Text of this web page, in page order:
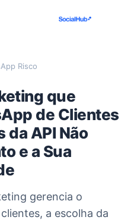
Risco
que
de Clientes
da API Não
e a Sua
gerencia o
a escolha da